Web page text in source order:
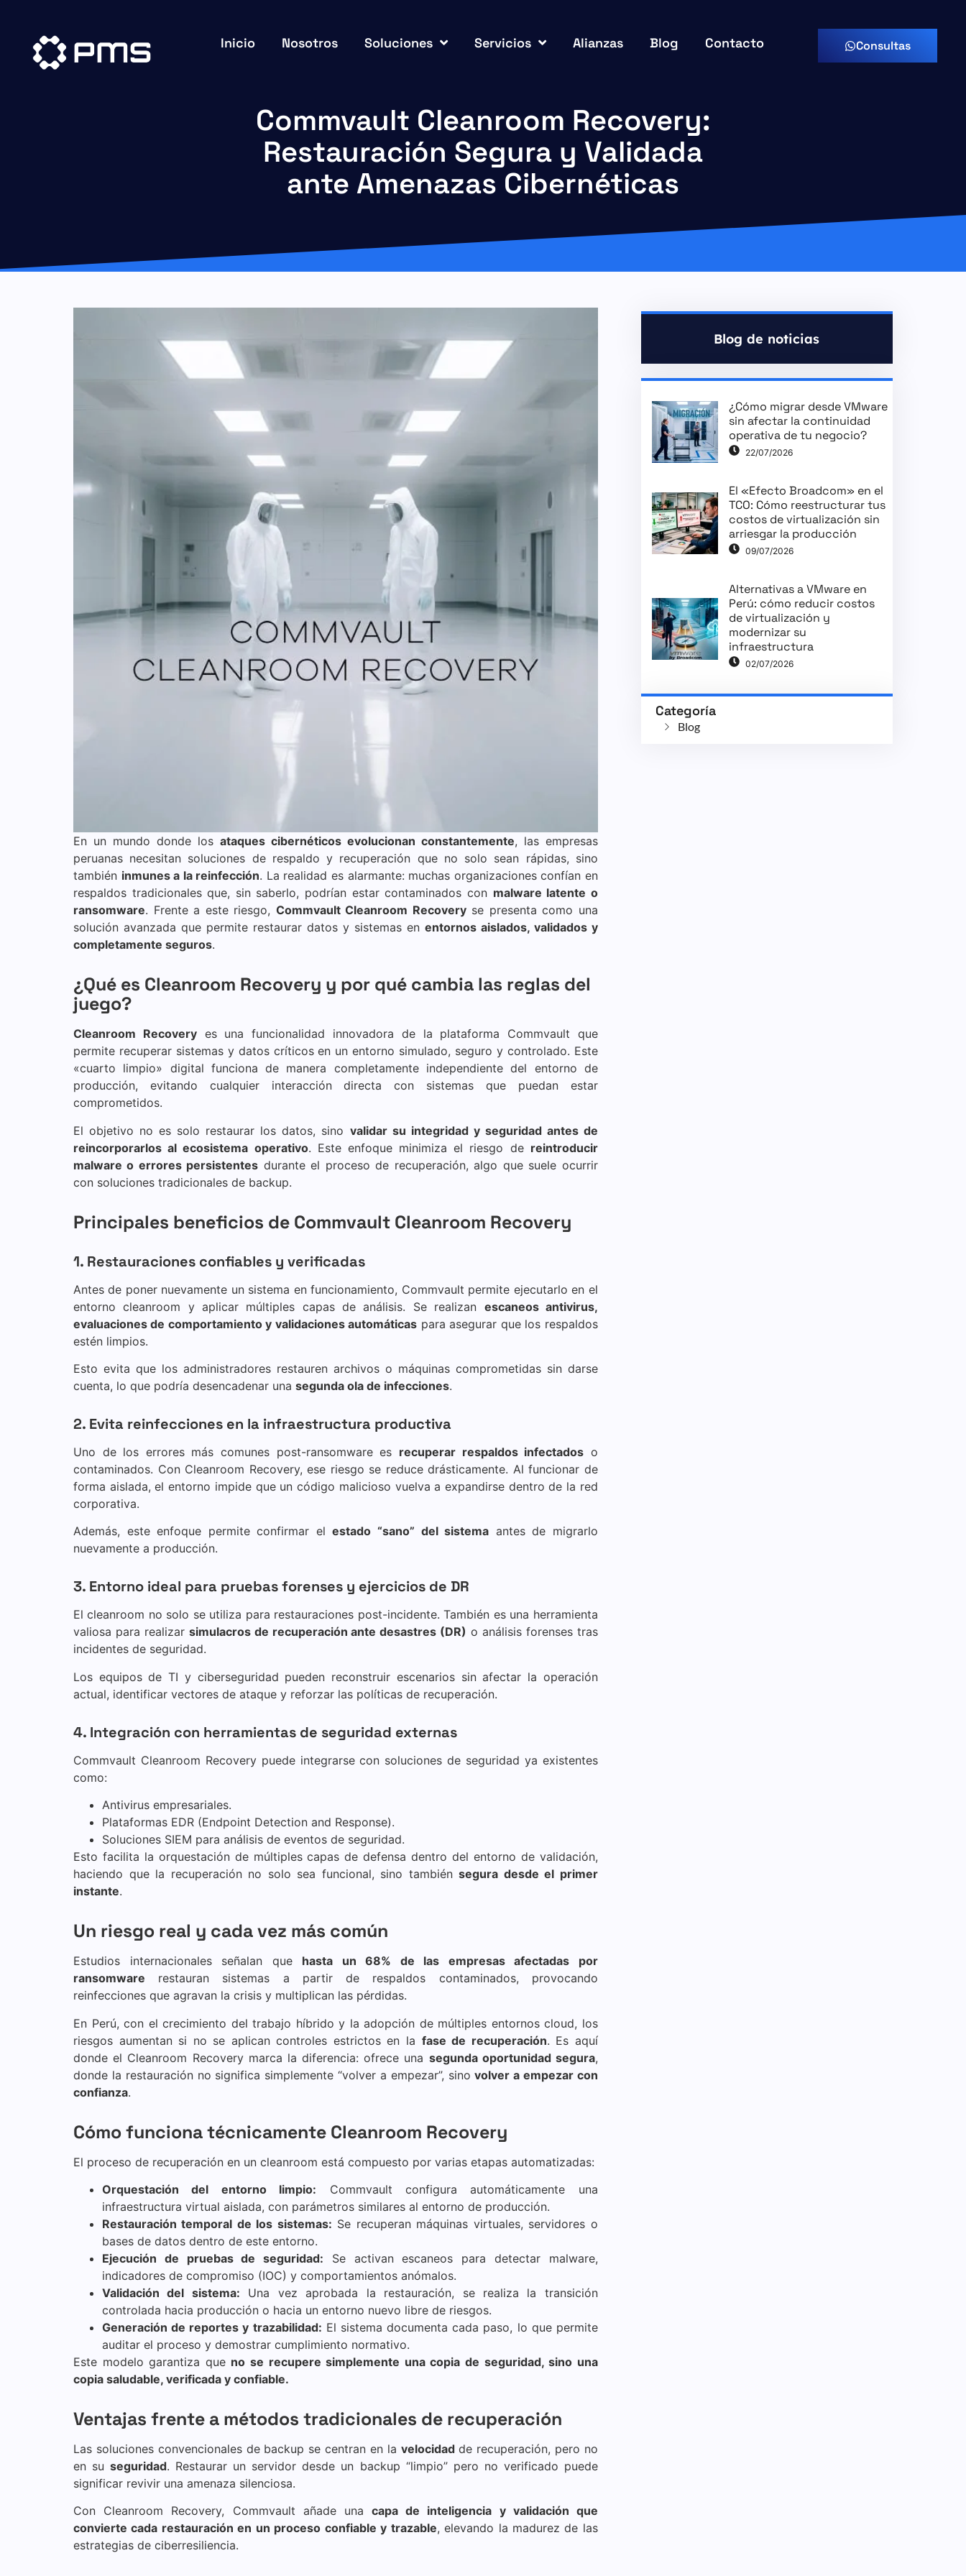
Inicio Nosotros Soluciones Servicios Alianzas Blog Contacto Consultas
Commvault Cleanroom Recovery:
Restauración Segura y Validada
ante Amenazas Cibernéticas
En un mundo donde los ataques cibernéticos evolucionan constantemente, las empresas
peruanas necesitan soluciones de respaldo y recuperación que no solo sean rápidas, sino
también inmunes a la reinfección. La realidad es alarmante: muchas organizaciones confían en
respaldos tradicionales que, sin saberlo, podrían estar contaminados con malware latente o
ransomware. Frente a este riesgo, Commvault Cleanroom Recoveryse presenta como una
solución avanzada que permite restaurar datos y sistemas en entornos aislados, validados y
completamente seguros.
¿Qué es Cleanroom Recovery y por qué cambia las reglas del
juego?
Cleanroom Recoveryes una funcionalidad innovadora de la plataforma Commvault que
permite recuperar sistemas y datos críticos en un entorno simulado, seguro y controlado. Este
«cuarto limpio» digital funciona de manera completamente independiente del entorno de
producción, evitando cualquier interacción directa con sistemas que puedan estar
comprometidos.
El objetivo no es solo restaurar los datos, sino validar su integridad y seguridad antes de
reincorporarlos al ecosistema operativo. Este enfoque minimiza el riesgo de reintroducir
malware o errores persistentes durante el proceso de recuperación, algo que suele ocurrir
con soluciones tradicionales de backup.
Principales beneficios de Commvault Cleanroom Recovery
1. Restauraciones confiables y verificadas
Antes de poner nuevamente un sistema en funcionamiento, Commvault permite ejecutarlo en el
entorno cleanroom y aplicar múltiples capas de análisis. Se realizan escaneos antivirus,
evaluaciones de comportamiento y validaciones automáticas para asegurar que los respaldos
estén limpios.
Esto evita que los administradores restauren archivos o máquinas comprometidas sin darse
cuenta, lo que podría desencadenar una segunda ola de infecciones.
2. Evita reinfecciones en la infraestructura productiva
Uno de los errores más comunes post-ransomware es recuperar respaldos infectados o
contaminados. Con Cleanroom Recovery, ese riesgo se reduce drásticamente. Al funcionar de
forma aislada, el entorno impide que un código malicioso vuelva a expandirse dentro de la red
corporativa.
Además, este enfoque permite confirmar elestado “sano” del sistema antes de migrarlo
nuevamente a producción.
3. Entorno ideal para pruebas forenses y ejercicios de DR
El cleanroom no solo se utiliza para restauraciones post-incidente. También es una herramienta
valiosa para realizar simulacros de recuperación ante desastres (DR) o análisis forenses tras
incidentes de seguridad.
Los equipos de TI y ciberseguridad pueden reconstruir escenarios sin afectar la operación
actual, identificar vectores de ataque y reforzar las políticas de recuperación.
4. Integración con herramientas de seguridad externas
Commvault Cleanroom Recovery puede integrarse con soluciones de seguridad ya existentes
como:
Antivirus empresariales.
Plataformas EDR (Endpoint Detection and Response).
Soluciones SIEM para análisis de eventos de seguridad.
Esto facilita la orquestación de múltiples capas de defensa dentro del entorno de validación,
haciendo que la recuperación no solo sea funcional, sino tambiénsegura desde el primer
instante.
Un riesgo real y cada vez más común
Estudios internacionales señalan que hasta un 68% de las empresas afectadas por
ransomware restauran sistemas a partir de respaldos contaminados, provocando
reinfecciones que agravan la crisis y multiplican las pérdidas.
En Perú, con el crecimiento del trabajo híbrido y la adopción de múltiples entornos cloud, los
riesgos aumentan si no se aplican controles estrictos en la fase de recuperación. Es aquí
donde el Cleanroom Recovery marca la diferencia: ofrece una segunda oportunidad segura,
donde la restauración no significa simplemente “volver a empezar”, sinovolver a empezar con
confianza.
Cómo funciona técnicamente Cleanroom Recovery
El proceso de recuperación en un cleanroom está compuesto por varias etapas automatizadas:
Orquestación del entorno limpio: Commvault configura automáticamente una
infraestructura virtual aislada, con parámetros similares al entorno de producción.
Restauración temporal de los sistemas: Se recuperan máquinas virtuales, servidores o
bases de datos dentro de este entorno.
Ejecución de pruebas de seguridad: Se activan escaneos para detectar malware,
indicadores de compromiso (IOC) y comportamientos anómalos.
Validación del sistema: Una vez aprobada la restauración, se realiza la transición
controlada hacia producción o hacia un entorno nuevo libre de riesgos.
Generación de reportes y trazabilidad: El sistema documenta cada paso, lo que permite
auditar el proceso y demostrar cumplimiento normativo.
Este modelo garantiza que no se recupere simplemente una copia de seguridad, sino una
copia saludable, verificada y confiable.
Ventajas frente a métodos tradicionales de recuperación
Las soluciones convencionales de backup se centran en la velocidadde recuperación, pero no
en suseguridad. Restaurar un servidor desde un backup “limpio” pero no verificado puede
significar revivir una amenaza silenciosa.
Con Cleanroom Recovery, Commvault añade unacapa de inteligencia y validación que
convierte cada restauración en un proceso confiable y trazable, elevando la madurez de las
estrategias de ciberresiliencia.
Blog de noticias
¿Cómo migrar desde VMware
sin afectar la continuidad
operativa de tu negocio?
22/07/2026
El «Efecto Broadcom» en el
TCO: Cómo reestructurar tus
costos de virtualización sin
arriesgar la producción
09/07/2026
Alternativas a VMware en
Perú: cómo reducir costos
de virtualización y
modernizar su
infraestructura
02/07/2026
Categoría
Blog